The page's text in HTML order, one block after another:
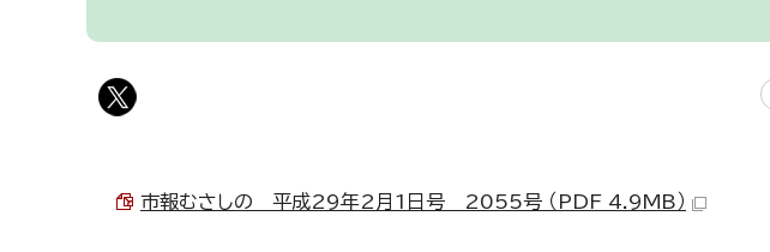
市報むさしの 平成29年2月1日号 2055号 （PDF 4.9MB）